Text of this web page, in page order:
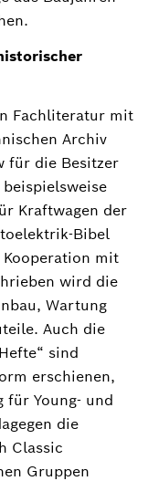
Fachliteratur mit
Archiv
für die Besitzer
Kraftwagen der
Bibel
mit
wird die
Wartung
Auch die
sind
erschienen,
Young- und
die
Classic
Gruppen